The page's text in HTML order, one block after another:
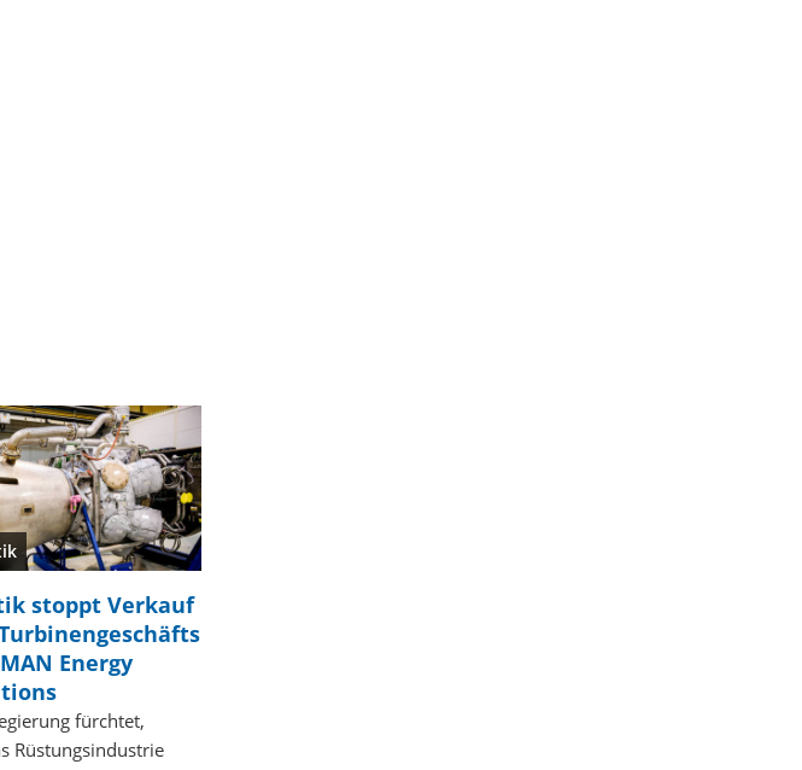
stoppt Verkauf
Energy
fürchtet,
Rüstungsindustrie